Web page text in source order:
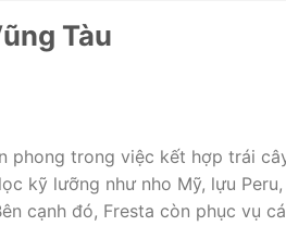
Tàu
phong trong việc kết hợp trái
kỹ lưỡng như nho Mỹ, lựu
cạnh đó, Fresta còn phục vụ